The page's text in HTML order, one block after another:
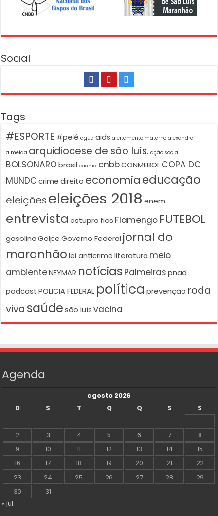
Social
Tags
#ESPORTE #pelé agua aids aleitamento materno alexandre
almeida arquidiocese de são luís. ação social
BOLSONARO brasil caema cnbbCONMEBOLCOPA DO
MUNDO crime direito economiaeducação
eleiçõeseleições 2018 enem
entrevista estupro fies Flamengo FUTEBOL
gasolina Golpe Governo Federal jornal do
maranhão lei anticrime literatura meio
ambienteNEYMAR notícias Palmeiras pnad
podcast POLICIA FEDERAL política prevenção roda
viva saúde são luís vacina
Agenda
agosto 2026
D
S T Q Q S
S
1
2
3 4 5 6 7
8
9
10 11 12 13 14
15
16
17 18 19 20 21
22
23
24 25 26 27 28
29
30
31
« jul